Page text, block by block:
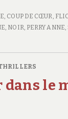
, COUP DE CŒUR,
, NOIR, PERRY ANNE,
dans le